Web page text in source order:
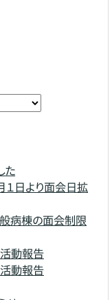
た
日より面会日拡
病棟の面会制限
動報告
動報告